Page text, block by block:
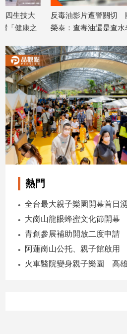
薦
科
遊
戲
運
動
寵
物
Pet
影
音
專
區
作
媒
體
反毒油影片遭警關切 國民黨團7問
榮泰：查毒油還是查水表？
熱門